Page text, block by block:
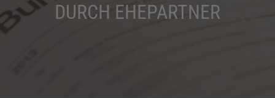
DURCH EHEPARTNER